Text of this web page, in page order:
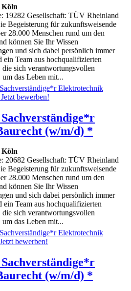
Köln
19282 Gesellschaft: TÜV Rheinland
Begeisterung für zukunftsweisende
28.000 Menschen rund um den
können Sie Ihr Wissen
und sich dabei persönlich immer
Team aus hochqualifizierten
sich verantwortungsvollen
das Leben mit...
(w/m/d) *
Köln
20682 Gesellschaft: TÜV Rheinland
Begeisterung für zukunftsweisende
28.000 Menschen rund um den
können Sie Ihr Wissen
und sich dabei persönlich immer
Team aus hochqualifizierten
sich verantwortungsvollen
das Leben mit...
(w/m/d) *